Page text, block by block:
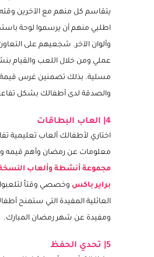
اطلبي من أطفالك عمل مشروع
يتقاسم كل منهم مع الآخرين وقته
اطلبي منهم أن يرسموا لوحة
وألوان الآخر. شجعيهم على
عملي ومن خلال اللعب والقيام
مسلية. بذلك تضمنين غرس قيمة
4| العاب البطاقات
اختاري لأطفالك ألعاب تعليمية
معلومات عن رمضان وأهم قيمه
مجموعة أنشطة وألعاب النسخة
براير باكس وخصصي وقتاً لتلعبوا
العائلية المفيدة التي ستمنح